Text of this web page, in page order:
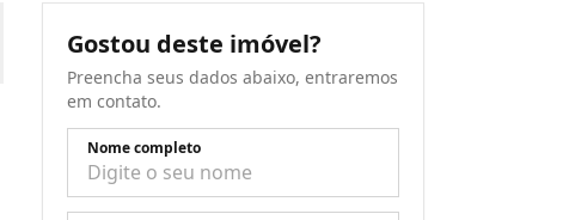
Gostou deste imóvel?
Preencha seus dados abaixo, entraremos
em contato.
Nome completo